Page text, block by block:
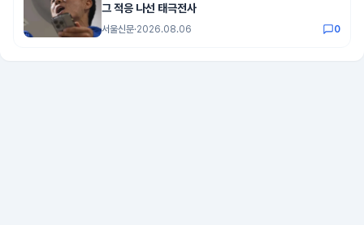
그 적응 나선 태극전사
서울신문·2026.08.06 0